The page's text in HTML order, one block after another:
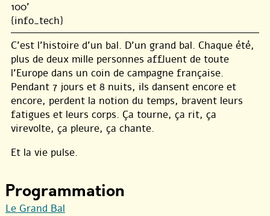
100'
{info_tech}
C’est l’histoire d’un bal. D’un grand bal. Chaque été,
plus de deux mille personnes affluent de toute
l’Europe dans un coin de campagne française.
Pendant 7 jours et 8 nuits, ils dansent encore et
encore, perdent la notion du temps, bravent leurs
fatigues et leurs corps. Ça tourne, ça rit, ça
virevolte, ça pleure, ça chante.
Et la vie pulse.
Programmation
Le Grand Bal